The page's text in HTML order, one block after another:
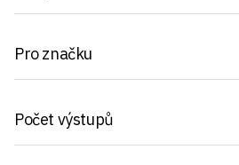
Pro značku
Počet výstupů